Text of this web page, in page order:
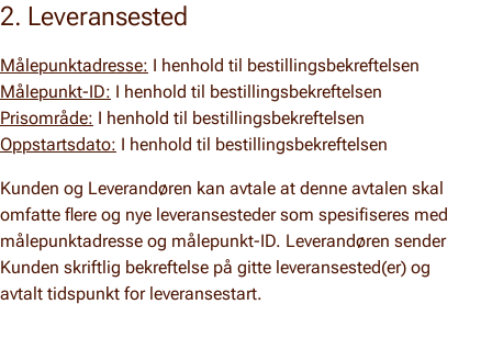
2. Leveransested
Målepunktadresse: I henhold til bestillingsbekreftelsen
Målepunkt-ID: I henhold til bestillingsbekreftelsen
Prisområde: I henhold til bestillingsbekreftelsen
Oppstartsdato: I henhold til bestillingsbekreftelsen
Kunden og Leverandøren kan avtale at denne avtalen skal
omfatte flere og nye leveransesteder som spesifiseres med
målepunktadresse og målepunkt-ID. Leverandøren sender
Kunden skriftlig bekreftelse på gitte leveransested(er) og
avtalt tidspunkt for leveransestart.